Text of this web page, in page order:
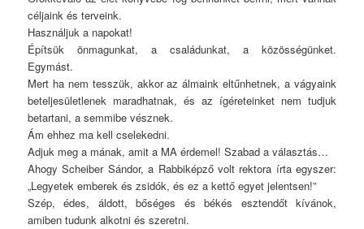
céljaink és terveink.
Használjuk a napokat!
Építsük önmagunkat, a családunkat, a közösségünket.
Egymást.
Mert ha nem tesszük, akkor az álmaink eltűnhetnek, a vágyaink
beteljesületlenek maradhatnak, és az ígéreteinket nem tudjuk
betartani, a semmibe vésznek.
Ám ehhez ma kell cselekedni.
Adjuk meg a mának, amit a MA érdemel! Szabad a választás…
Ahogy Scheiber Sándor, a Rabbiképző volt rektora írta egyszer:
„Legyetek emberek és zsidók, és ez a kettő egyet jelentsen!”
Szép, édes, áldott, bőséges és békés esztendőt kívánok,
amiben tudunk alkotni és szeretni.